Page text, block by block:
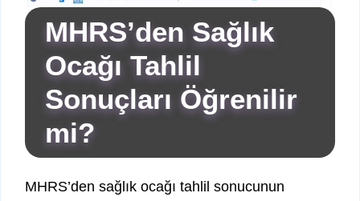
MHRS’den Sağlık
Ocağı Tahlil
Sonuçları Öğrenilir
mi?
MHRS’den sağlık ocağı tahlil sonucunun